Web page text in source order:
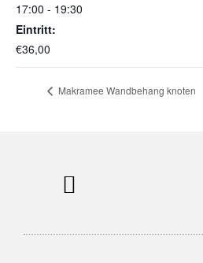
17:00 - 19:30
Eintritt:
€36,00
Makramee Wandbehang knoten